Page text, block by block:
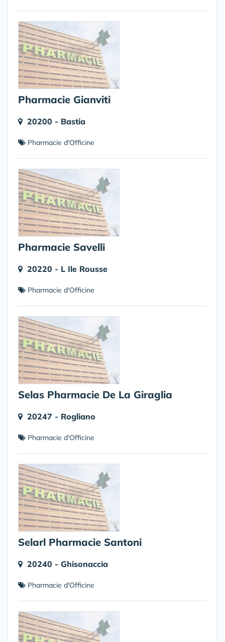
Pharmacie Gianviti
20200 - Bastia
Pharmacie d'Officine
Pharmacie Savelli
20220 - L Ile Rousse
Pharmacie d'Officine
Selas Pharmacie De La Giraglia
20247 - Rogliano
Pharmacie d'Officine
Selarl Pharmacie Santoni
20240 - Ghisonaccia
Pharmacie d'Officine